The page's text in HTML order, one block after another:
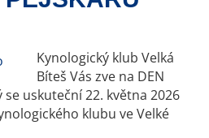
Kynologický klub Velká
Bíteš Vás zve na DEN
se uskuteční 22. května 2026
klubu ve Velké